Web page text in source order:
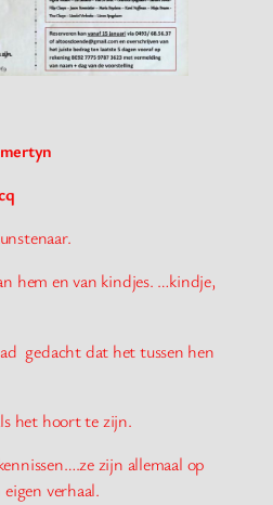
hem en van kindjes. …kindje,
gedacht dat het tussen hen
het hoort te zijn.
zijn allemaal op
verhaal.